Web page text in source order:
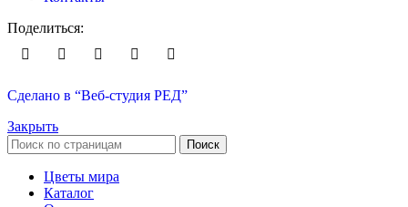
Поделиться:
Сделано в “Веб-студия РЕД”
Закрыть
Поиск
Цветы мира
Каталог